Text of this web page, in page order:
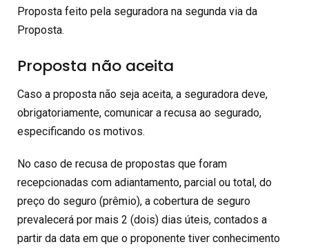
Proposta feito pela seguradora na segunda via da
Proposta.
Proposta não aceita
Caso a proposta não seja aceita, a seguradora deve,
obrigatoriamente, comunicar a recusa ao segurado,
especificando os motivos.
No caso de recusa de propostas que foram
recepcionadas com adiantamento, parcial ou total, do
preço do seguro (prêmio), a cobertura de seguro
prevalecerá por mais 2 (dois) dias úteis, contados a
partir da data em que o proponente tiver conhecimento